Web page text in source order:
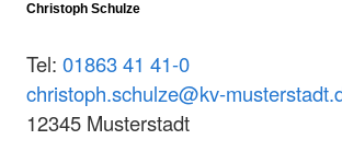
Christoph Schulze
Tel: 01863 41 41-0
christoph.schulze@kv-
12345 Musterstadt